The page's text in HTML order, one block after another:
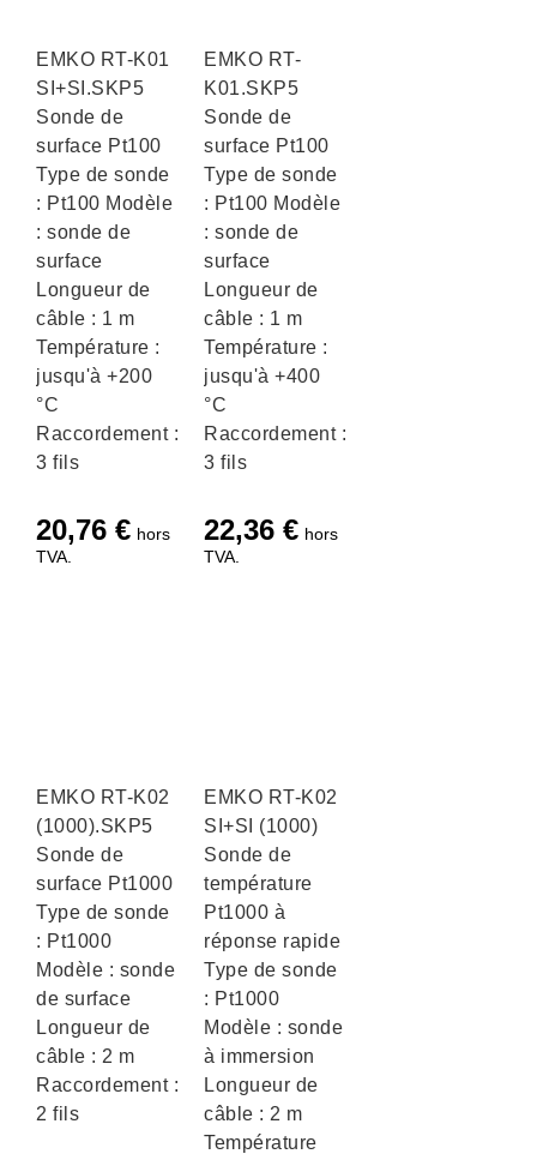
EMKO RT-K01
SI+SI.SKP5
Sonde de
surface Pt100
Type de sonde
: Pt100 Modèle
: sonde de
surface
Longueur de
câble : 1 m
Température :
jusqu'à +200
°C
Raccordement :
3 fils
20,76 € hors
TVA.
EMKO RT-
K01.SKP5
Sonde de
surface Pt100
Type de sonde
: Pt100 Modèle
: sonde de
surface
Longueur de
câble : 1 m
Température :
jusqu'à +400
°C
Raccordement :
3 fils
22,36 € hors
TVA.
EMKO RT-K02
(1000).SKP5
Sonde de
surface Pt1000
Type de sonde
: Pt1000
Modèle : sonde
de surface
Longueur de
câble : 2 m
Raccordement :
2 fils
EMKO RT-K02
SI+SI (1000)
Sonde de
température
Pt1000 à
réponse rapide
Type de sonde
: Pt1000
Modèle : sonde
à immersion
Longueur de
câble : 2 m
Température